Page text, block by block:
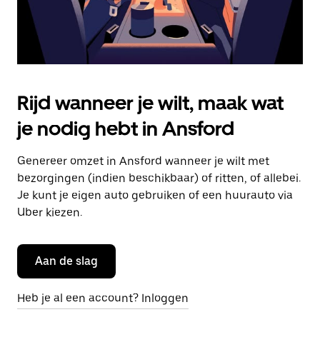
Rijd wanneer je wilt, maak wat
je nodig hebt in Ansford
Genereer omzet in Ansford wanneer je wilt met
bezorgingen (indien beschikbaar) of ritten, of allebei.
Je kunt je eigen auto gebruiken of een huurauto via
Uber kiezen.
Aan de slag
Heb je al een account? Inloggen